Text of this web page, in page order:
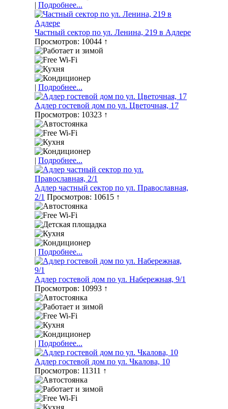
| Подробнее...
Частный сектор по ул. Ленина, 219 в Адлере
Просмотров: 10044 ↑
| Подробнее...
Адлер гостевой дом по ул. Цветочная, 17
Просмотров: 10323 ↑
| Подробнее...
Адлер частный сектор по ул. Православная,
2/1 Просмотров: 10615 ↑
| Подробнее...
Адлер гостевой дом по ул. Набережная, 9/1
Просмотров: 10993 ↑
| Подробнее...
Адлер гостевой дом по ул. Чкалова, 10
Просмотров: 11311 ↑